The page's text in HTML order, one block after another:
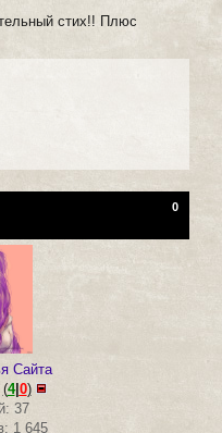
стих!! Плюс
0
Сайта
(4|0)
37
1 645